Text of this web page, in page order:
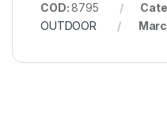
COD:8795
OUTDOOR